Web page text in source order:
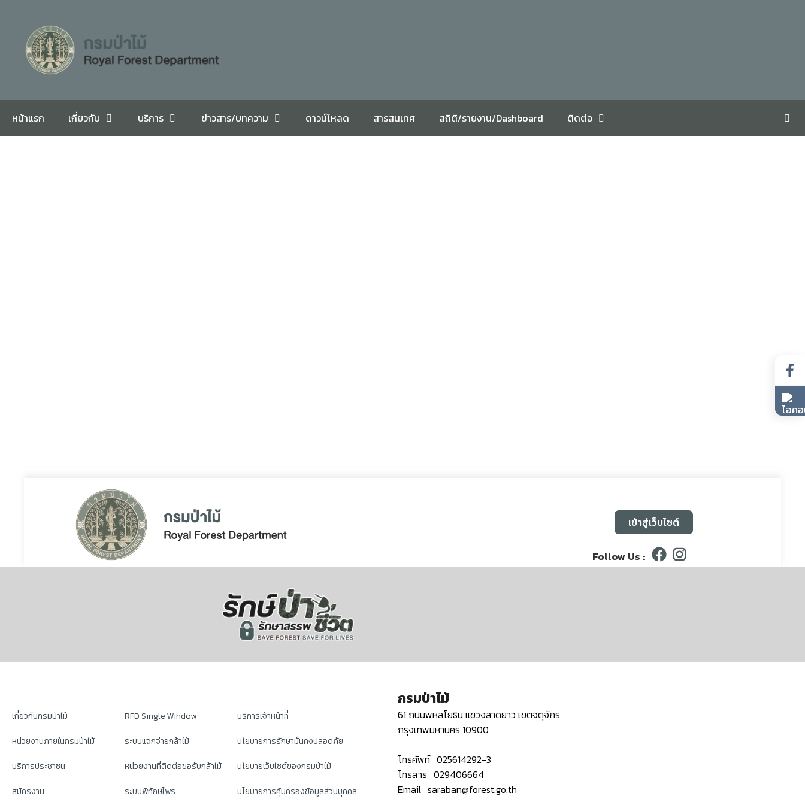
หน้าแรก เกี่ยวกับ บริการ ข่าวสาร/บทความ ดาวน์โหลด สารสนเทศ สถิติ/รายงาน/Dashboard ติดต่อ
เข้าสู่เว็บไซต์
Follow Us :
เกี่ยวกับกรมป่าไม้
หน่วยงานภายในกรมป่าไม้
บริการประชาชน
สมัครงาน
RFD Single Window
ระบบแจกจ่ายกล้าไม้
หน่วยงานที่ติดต่อขอรับกล้าไม้
ระบบพิทักษ์ไพร
บริการเจ้าหน้าที่
นโยบายการรักษามั่นคงปลอดภัย
นโยบายเว็บไซต์ของกรมป่าไม้
นโยบายการคุ้มครองข้อมูลส่วนบุคคล
กรมป่าไม้
61 ถนนพหลโยธิน แขวงลาดยาว เขตจตุจักร
กรุงเทพมหานคร 10900
โทรศัพท์: 025614292-3
โทรสาร: 029406664
Email: saraban@forest.go.th